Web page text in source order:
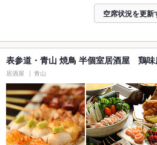
空席状況を更新
表参道・青山 焼鳥 半個室居酒屋 鶏味
居酒屋 青山